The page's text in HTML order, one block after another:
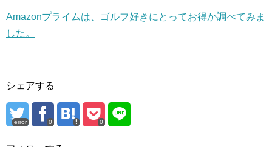
Amazonプライムは、ゴルフ好きにとってお得か調べてみま
した。
シェアする
error 0 0